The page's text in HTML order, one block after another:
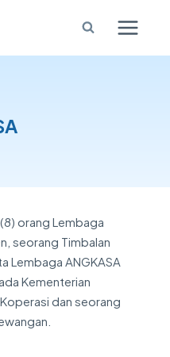
orang Lembaga
seorang Timbalan
LembagaANGKASA
Kementerian
dan seorang